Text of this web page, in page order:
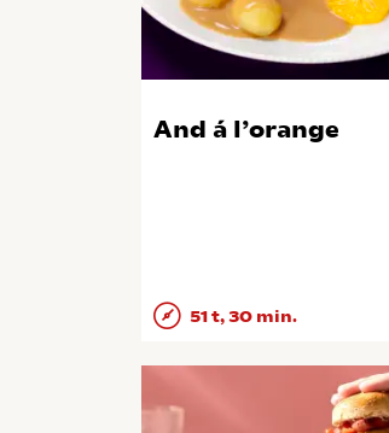
And á l’orange
51 t, 30 min.